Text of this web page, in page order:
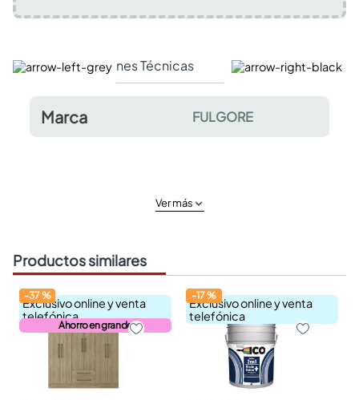
Especificaciones Técnicas Comentarios y
Marca FULGORE
Ver más
Productos similares
Exclusivo online y venta
telefónica
Ahorro en grande
-37%
Exclusivo online y venta
telefónica
-17%